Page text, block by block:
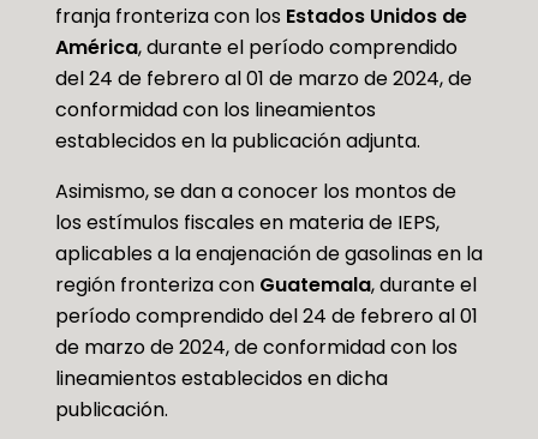
franja fronteriza con los Estados Unidos de
América, durante el período comprendido
del 24 de febrero al 01 de marzo de 2024, de
conformidad con los lineamientos
establecidos en la publicación adjunta.
Asimismo, se dan a conocer los montos de
los estímulos fiscales en materia de IEPS,
aplicables a la enajenación de gasolinas en la
región fronteriza con Guatemala, durante el
período comprendido del 24 de febrero al 01
de marzo de 2024, de conformidad con los
lineamientos establecidos en dicha
publicación.